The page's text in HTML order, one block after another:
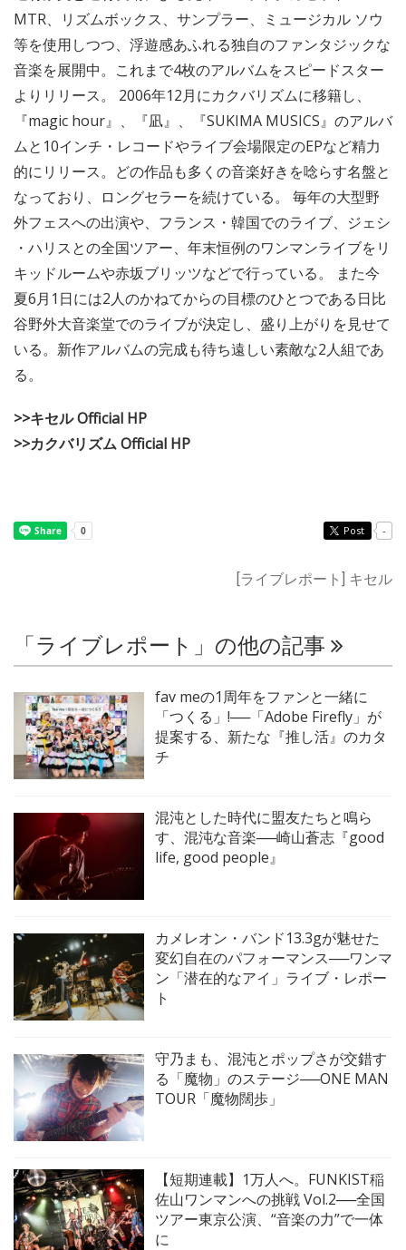
MTR、リズムボックス、サンプラー、ミュージカル ソウ
等を使用しつつ、浮遊感あふれる独自のファンタジックな
音楽を展開中。これまで4枚のアルバムをスピードスター
よりリリース。 2006年12月にカクバリズムに移籍し、
『magic hour』、『凪』、『SUKIMA MUSICS』のアルバ
ムと10インチ・レコードやライブ会場限定のEPなど精力
的にリリース。どの作品も多くの音楽好きを唸らす名盤と
なっており、ロングセラーを続けている。 毎年の大型野
外フェスへの出演や、フランス・韓国でのライブ、ジェシ
・ハリスとの全国ツアー、年末恒例のワンマンライブをリ
キッドルームや赤坂ブリッツなどで行っている。 また今
夏6月1日には2人のかねてからの目標のひとつである日比
谷野外大音楽堂でのライブが決定し、盛り上がりを見せて
いる。新作アルバムの完成も待ち遠しい素敵な2人組であ
る。
>>キセル Official HP
>>カクバリズム Official HP
Post -
[ライブレポート] キセル
「ライブレポート」の他の記事
fav meの1周年をファンと一緒に
「つくる」!──「Adobe Firefly」が
提案する、新たな『推し活』のカタ
チ
混沌とした時代に盟友たちと鳴ら
す、混沌な音楽──崎山蒼志『good
life, good people』
カメレオン・バンド13.3gが魅せた
変幻自在のパフォーマンス──ワンマ
ン「潜在的なアイ」ライブ・レポー
ト
守乃まも、混沌とポップさが交錯す
る「魔物」のステージ──ONE MAN
TOUR「魔物闊歩」
【短期連載】1万人へ。FUNKIST稲
佐山ワンマンへの挑戦 Vol.2──全国
ツアー東京公演、“音楽の力”で一体
に